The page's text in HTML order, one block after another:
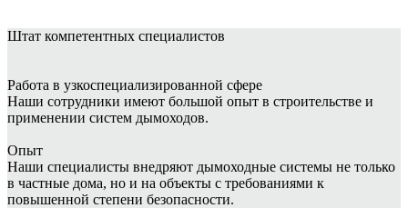
Штат компетентных специалистов
Работа в узкоспециализированной сфере
Наши сотрудники имеют большой опыт в строительстве и
применении систем дымоходов.
Опыт
Наши специалисты внедряют дымоходные системы не только
в частные дома, но и на объекты с требованиями к
повышенной степени безопасности.